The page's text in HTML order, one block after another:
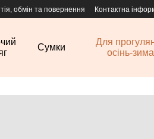
обмін та повернення Контактна
Сумки
Для
осінь-зима